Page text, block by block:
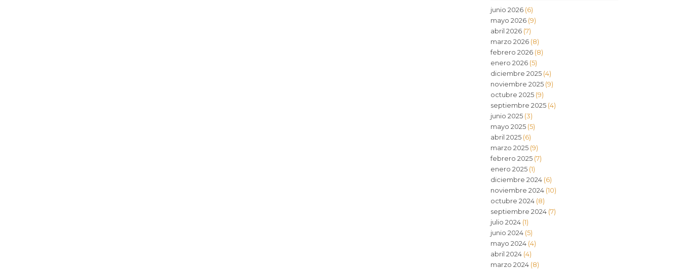
junio 2026(6)
mayo 2026(9)
abril 2026(7)
marzo 2026(8)
febrero 2026(8)
enero 2026(5)
diciembre 2025(4)
noviembre 2025(9)
octubre 2025(9)
septiembre 2025(4)
junio 2025(3)
mayo 2025(5)
abril 2025(6)
marzo 2025(9)
febrero 2025(7)
enero 2025(1)
diciembre 2024(6)
noviembre 2024(10)
octubre 2024(8)
septiembre 2024(7)
julio 2024(1)
junio 2024(5)
mayo 2024(4)
abril 2024(4)
marzo 2024(8)